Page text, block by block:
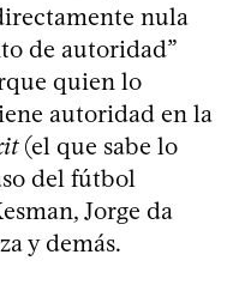
nula
de autoridad”
quien lo
autoridad en la
(el que sabe lo
del fútbol
Jorge da
y demás.